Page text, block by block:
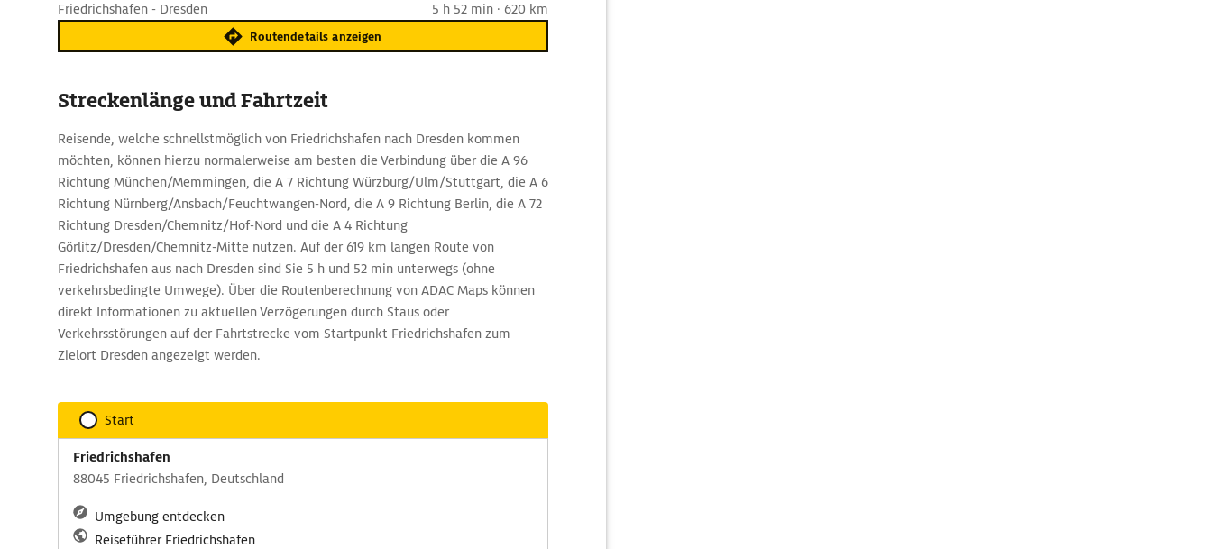
Friedrichshafen - Dresden 5 h 52 min · 620 km
Routendetails anzeigen
Streckenlänge und Fahrtzeit
Reisende, welche schnellstmöglich von Friedrichshafen nach Dresden kommen
möchten, können hierzu normalerweise am besten die Verbindung über die A 96
Richtung München/Memmingen, die A 7 Richtung Würzburg/Ulm/Stuttgart, die A 6
Richtung Nürnberg/Ansbach/Feuchtwangen-Nord, die A 9 Richtung Berlin, die A 72
Richtung Dresden/Chemnitz/Hof-Nord und die A 4 Richtung
Görlitz/Dresden/Chemnitz-Mitte nutzen. Auf der 619 km langen Route von
Friedrichshafen aus nach Dresden sind Sie 5 h und 52 min unterwegs (ohne
verkehrsbedingte Umwege). Über die Routenberechnung von ADAC Maps können
direkt Informationen zu aktuellen Verzögerungen durch Staus oder
Verkehrsstörungen auf der Fahrtstrecke vom Startpunkt Friedrichshafen zum
Zielort Dresden angezeigt werden.
Start
Friedrichshafen
88045 Friedrichshafen, Deutschland
Umgebung entdecken
Reiseführer Friedrichshafen